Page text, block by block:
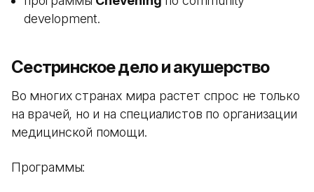
development.
Сестринское дело и акушерство
Во многих странах мира растет спрос не только
на врачей, но и на специалистов по организации
медицинской помощи.
Программы: